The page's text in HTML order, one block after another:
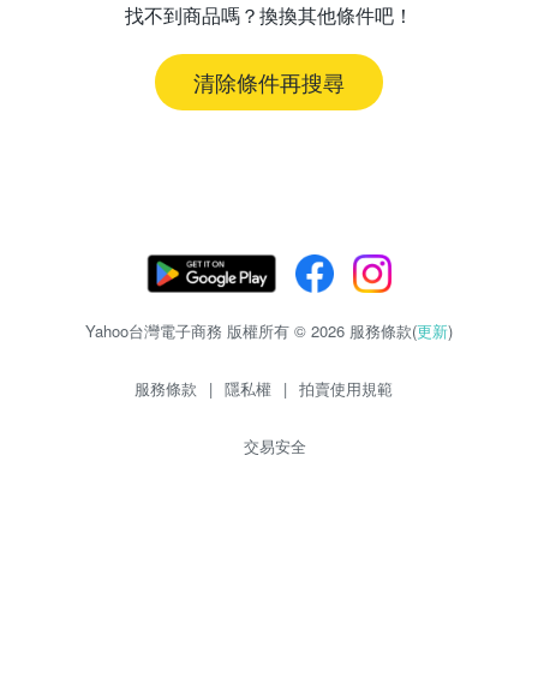
找不到商品嗎？換換其他條件吧！
清除條件再搜尋
Yahoo台灣電子商務 版權所有 © 2026 服務條款(更新)
服務條款 | 隱私權 | 拍賣使用規範
交易安全